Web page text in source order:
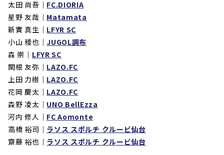
太田 尚吾｜ FC.DIORIA
星野 友哉｜ Matamata
新實 真生｜ LFYR SC
小山 稜也｜JUGOL調布
森 崇｜ LFYR SC
関根 友弥｜ LAZO.FC
上田 力樹｜ LAZO.FC
花岡 慶太｜ LAZO.FC
森野 凌太｜ UNO BellEzza
河内 修人｜ FC Aomonte
高橋 裕司｜ ラソス スポルチ クルービ仙台
齋藤 裕也｜ ラソス スポルチ クルービ仙台